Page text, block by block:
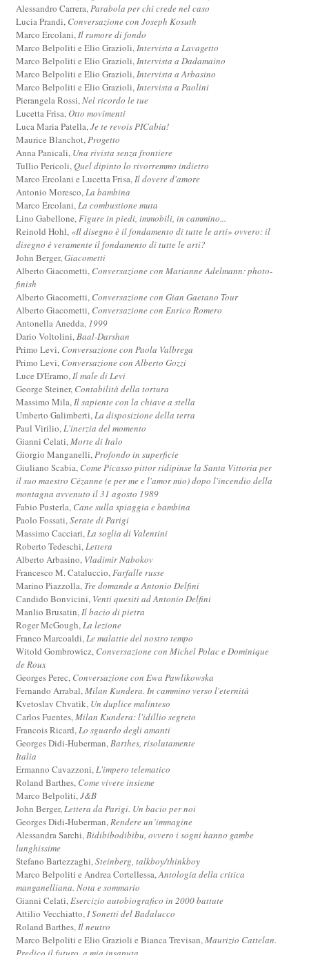
Alessandro Carrera,Parabola per chi crede nel caso
Lucia Prandi, Conversazione con Joseph Kosuth
Marco Ercolani,Il rumore di fondo
Marco Belpoliti e Elio Grazioli,Intervista a Lavagetto
Marco Belpoliti e Elio Grazioli,Intervista a Dadamaino
Marco Belpoliti e Elio Grazioli,Intervista a Arbasino
Marco Belpoliti e Elio Grazioli,Intervista a Paolini
Pierangela Rossi,Nel ricordo le tue
Lucetta Frisa,Otto movimenti
Luca Maria Patella,Je te revois PICabia!
Maurice Blanchot,Progetto
Anna Panicali, Una rivista senza frontiere
Tullio Pericoli,Quel dipinto lo rivorremmo indietro
Marco Ercolani e Lucetta Frisa,Il dovere d'amore
Antonio Moresco,La bambina
Marco Ercolani,La combustione muta
Lino Gabellone,Figure in piedi, immobili, in cammino...
Reinold Hohl, «Il disegno è il fondamento di tutte le arti» ovvero: il
disegno è veramente il fondamento di tutte le arti?
John Berger,Giacometti
Alberto Giacometti, Conversazione con Marianne Adelmann: photo-
finish
Alberto Giacometti, Conversazione con Gian Gaetano Tour
Alberto Giacometti, Conversazione con Enrico Romero
Antonella Anedda, 1999
Dario Voltolini,Baal-Darshan
Primo Levi, Conversazione con Paola Valbrega
Primo Levi, Conversazione con Alberto Gozzi
Luce D'Eramo,Il male di Levi
George Steiner, Contabilità della tortura
Massimo Mila,Il sapiente con la chiave a stella
Umberto Galimberti,La disposizione della terra
Paul Virilio,L'inerzia del momento
Gianni Celati,Morte di Italo
Giorgio Manganelli,Profondo in superficie
Giuliano Scabia, Come Picasso pittor ridipinse la Santa Vittoria per
il suo maestro Cézanne (e per me e l'amor mio) dopo l'incendio della
montagna avvenuto il 31 agosto 1989
Fabio Pusterla, Cane sulla spiaggia e bambina
Paolo Fossati,Serate di Parigi
Massimo Cacciari,La soglia di Valentini
Roberto Tedeschi,Lettera
Alberto Arbasino, Vladimir Nabokov
Francesco M. Cataluccio,Farfalle russe
Marino Piazzolla, Tre domande a Antonio Delfini
Candido Bonvicini, Venti quesiti ad Antonio Delfini
Manlio Brusatin,Il bacio di pietra
Roger McGough,La lezione
Franco Marcoaldi,Le malattie del nostro tempo
Witold Gombrowicz, Conversazione con Michel Polac e Dominique
de Roux
Georges Perec, Conversazione con Ewa Pawlikowska
Fernando Arrabal,Milan Kundera. In cammino verso l'eternità
Kvetoslav Chvatìk, Un duplice malinteso
Carlos Fuentes,Milan Kundera: l'idillio segreto
Francois Ricard,Lo sguardo degli amanti
Georges Didi-Huberman,Barthes, risolutamente
Italia
Ermanno Cavazzoni,L'impero telematico
Roland Barthes, Come vivere insieme
Marco Belpoliti,J&B
John Berger,Lettera da Parigi. Un bacio per noi
Georges Didi-Huberman,Rendere un’immagine
Alessandra Sarchi,Bidibibodibibu, ovvero i sogni hanno gambe
lunghissime
Stefano Bartezzaghi,Steinberg, talkboy/thinkboy
Marco Belpoliti e Andrea Cortellessa,Antologia della critica
manganelliana. Nota e sommario
Gianni Celati,Esercizio autobiografico in 2000 battute
Attilio Vecchiatto,I Sonetti del Badalucco
Roland Barthes,Il neutro
Marco Belpoliti e Elio Grazioli e Bianca Trevisan,Maurizio Cattelan.